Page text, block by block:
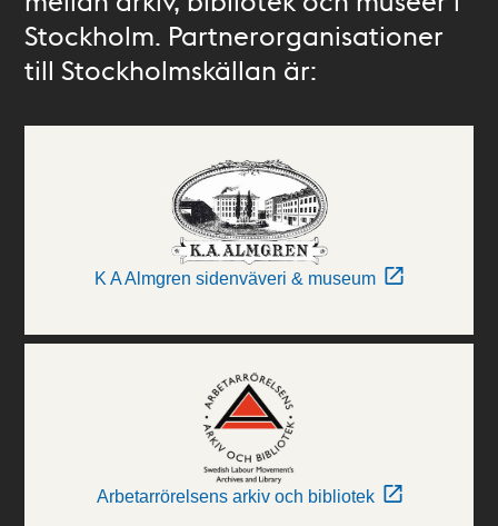
Stockholm. Partnerorganisationer
till Stockholmskällan är:
K A Almgren sidenväveri & museum
Arbetarrörelsens arkiv och bibliotek